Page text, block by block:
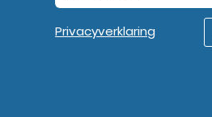
Privacyverklaring